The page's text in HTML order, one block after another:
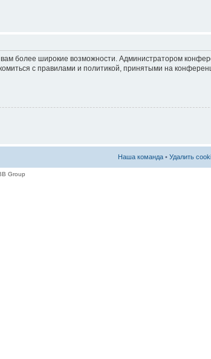
более широкие возможности. Администратором
с правилами и политикой, принятыми на
Наша команда • Удалить
Group